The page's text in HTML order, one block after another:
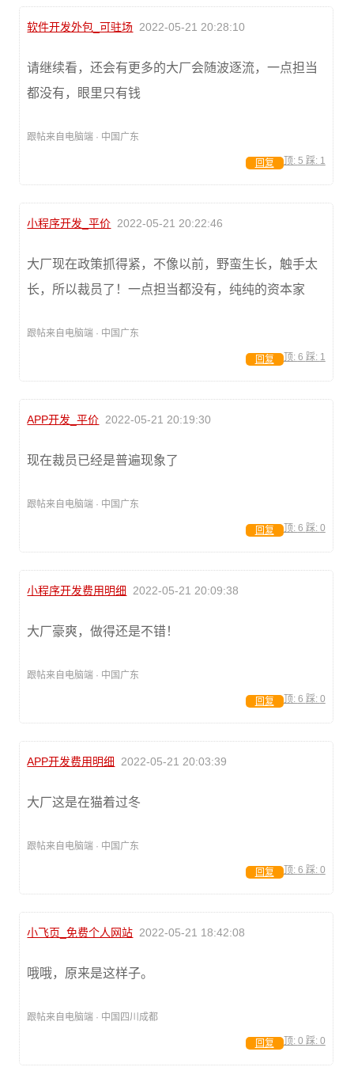
软件开发外包_可驻场 2022-05-21 20:28:10
请继续看，还会有更多的大厂会随波逐流，一点担当
都没有，眼里只有钱
跟帖来自电脑端 · 中国广东
顶: 5 踩: 1
回复
小程序开发_平价 2022-05-21 20:22:46
大厂现在政策抓得紧，不像以前，野蛮生长，触手太
长，所以裁员了！一点担当都没有，纯纯的资本家
跟帖来自电脑端 · 中国广东
顶: 6 踩: 1
回复
APP开发_平价 2022-05-21 20:19:30
现在裁员已经是普遍现象了
跟帖来自电脑端 · 中国广东
顶: 6 踩: 0
回复
小程序开发费用明细 2022-05-21 20:09:38
大厂豪爽，做得还是不错！
跟帖来自电脑端 · 中国广东
顶: 6 踩: 0
回复
APP开发费用明细 2022-05-21 20:03:39
大厂这是在猫着过冬
跟帖来自电脑端 · 中国广东
顶: 6 踩: 0
回复
小飞页_免费个人网站 2022-05-21 18:42:08
哦哦，原来是这样子。
跟帖来自电脑端 · 中国四川成都
顶: 0 踩: 0
回复